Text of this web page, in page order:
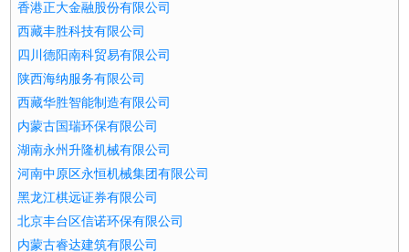
香港正大金融股份有限公司
西藏丰胜科技有限公司
四川德阳南科贸易有限公司
陕西海纳服务有限公司
西藏华胜智能制造有限公司
内蒙古国瑞环保有限公司
湖南永州升隆机械有限公司
河南中原区永恒机械集团有限公司
黑龙江棋远证券有限公司
北京丰台区信诺环保有限公司
内蒙古睿达建筑有限公司